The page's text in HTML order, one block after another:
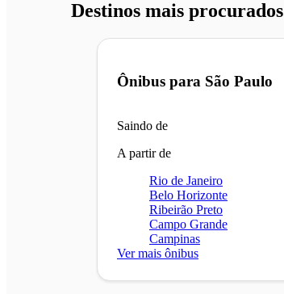
Destinos mais procurados
Ônibus para São Paulo
Saindo de
A partir de
Rio de Janeiro
Belo Horizonte
Ribeirão Preto
Campo Grande
Campinas
Ver mais ônibus